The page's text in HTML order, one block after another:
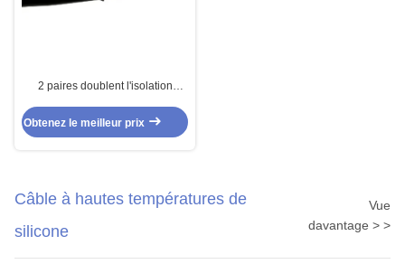
2 paires doublent l'isolation
Obtenez le meilleur prix
Câble à hautes températures de
silicone
Vue
davantage > >